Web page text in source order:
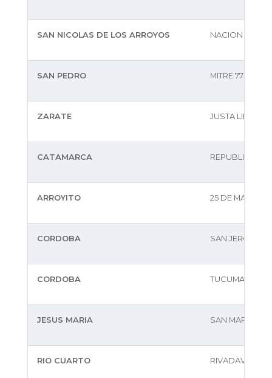
SAN NICOLAS DE LOS ARROYOS NACION 214
SAN PEDRO MITRE 773
ZARATE JUSTA LIMA DE
CATAMARCA REPUBLICA 638
ARROYITO 25 DE MAYO
CORDOBA SAN
CORDOBA TUCUMAN 15
JESUS MARIA SAN MARTIN
RIO CUARTO RIVADAVIA